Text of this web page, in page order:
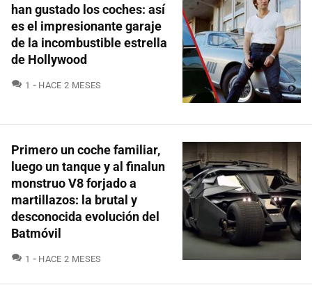
han gustado los coches: así
es el impresionante garaje
de la incombustible estrella
de Hollywood
1 COMENTARIOS
HACE 2 MESES
Primero un coche familiar,
luego un tanque y al finalun
monstruo V8 forjado a
martillazos: la brutal y
desconocida evolución del
Batmóvil
1 COMENTARIOS
HACE 2 MESES